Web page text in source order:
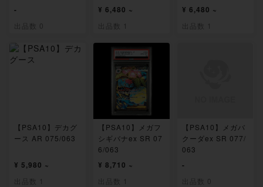
-
出品数 0
¥ 6,480 ~
出品数 1
¥ 6,480 ~
出品数 1
【PSA10】デカグ
ース AR 075/063
¥ 5,980 ~
出品数 1
【PSA10】メガフ
シギバナex SR 07
6/063
¥ 8,710 ~
出品数 1
【PSA10】メガバ
クーダex SR 077/
063
-
出品数 0